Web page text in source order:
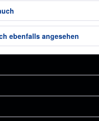
ebenfalls angesehen